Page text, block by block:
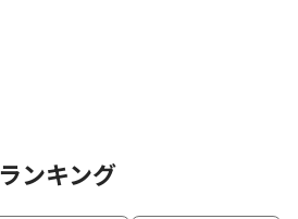
ンキング